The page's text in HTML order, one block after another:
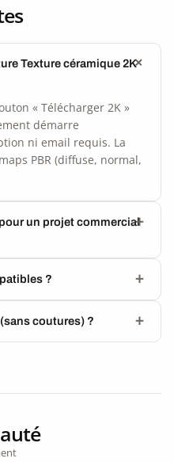
Texture céramique 2K
« Télécharger 2K »
démarre
ni email requis. La
PBR (diffuse, normal,
un projet commercial
?
coutures) ?